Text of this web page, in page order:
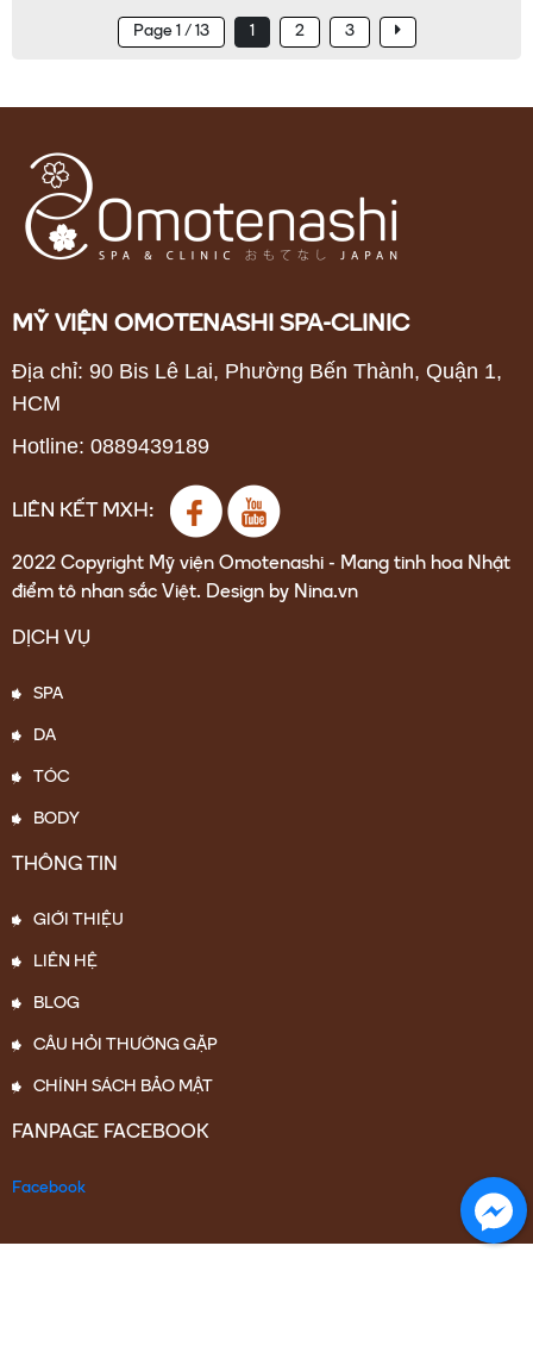
Page 1 / 13 1 2 3
MỸ VIỆN OMOTENASHI SPA-CLINIC
Địa chỉ: 90 Bis Lê Lai, Phường Bến Thành, Quận 1,
HCM
Hotline: 0889439189
LIÊN KẾT MXH:
2022 Copyright Mỹ viện Omotenashi - Mang tinh hoa Nhật
điểm tô nhan sắc Việt. Design by Nina.vn
DỊCH VỤ
SPA
DA
TÓC
BODY
THÔNG TIN
GIỚI THIỆU
LIÊN HỆ
BLOG
CÂU HỎI THƯỜNG GẶP
CHÍNH SÁCH BẢO MẬT
FANPAGE FACEBOOK
Facebook